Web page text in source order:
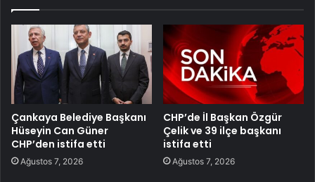
Çankaya Belediye Başkanı
Hüseyin Can Güner
CHP’den istifa etti
Ağustos 7, 2026
CHP’de İl Başkan Özgür
Çelik ve 39 ilçe başkanı
istifa etti
Ağustos 7, 2026